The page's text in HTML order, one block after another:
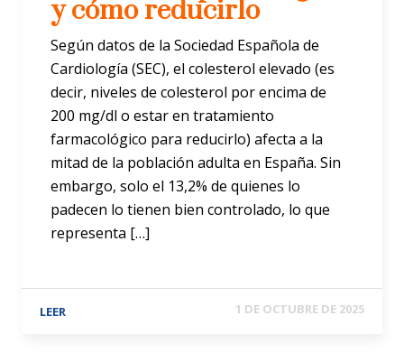
y cómo reducirlo
Según datos de la Sociedad Española de
Cardiología (SEC), el colesterol elevado (es
decir, niveles de colesterol por encima de
200 mg/dl o estar en tratamiento
farmacológico para reducirlo) afecta a la
mitad de la población adulta en España. Sin
embargo, solo el 13,2% de quienes lo
padecen lo tienen bien controlado, lo que
representa […]
LEER 1 DE OCTUBRE DE 2025